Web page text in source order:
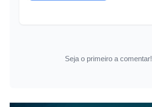
Seja o primeiro a comentar!